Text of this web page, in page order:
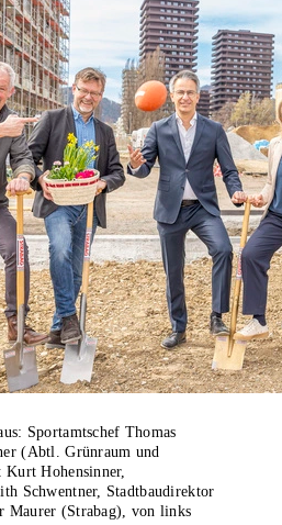
Sportamtschef Thomas
(Abtl. Grünraum und
Kurt Hohensinner,
Schwentner, Stadtbaudirektor
Maurer (Strabag), von links